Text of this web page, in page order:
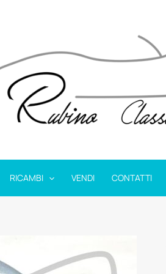
RICAMBI VENDI CONTATTI